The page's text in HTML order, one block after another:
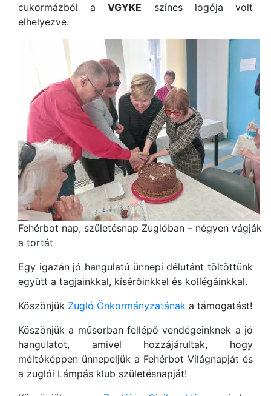
cukormázból aVGYKE színes logója volt
elhelyezve.
Fehérbot nap, születésnap Zuglóban – négyen vágják
a tortát
Egy igazán jó hangulatú ünnepi délutánt töltöttünk
együtt a tagjainkkal, kísérőinkkel és kollégáinkkal.
Köszönjük Zugló Önkormányzatának a támogatást!
Köszönjük a műsorban fellépő vendégeinknek a jó
hangulatot, amivel hozzájárultak, hogy
méltóképpen ünnepeljük a Fehérbot Világnapját és
a zuglói Lámpás klub születésnapját!